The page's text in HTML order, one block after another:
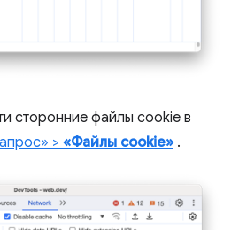
сторонние файлы cookie в
> «Файлы cookie» .